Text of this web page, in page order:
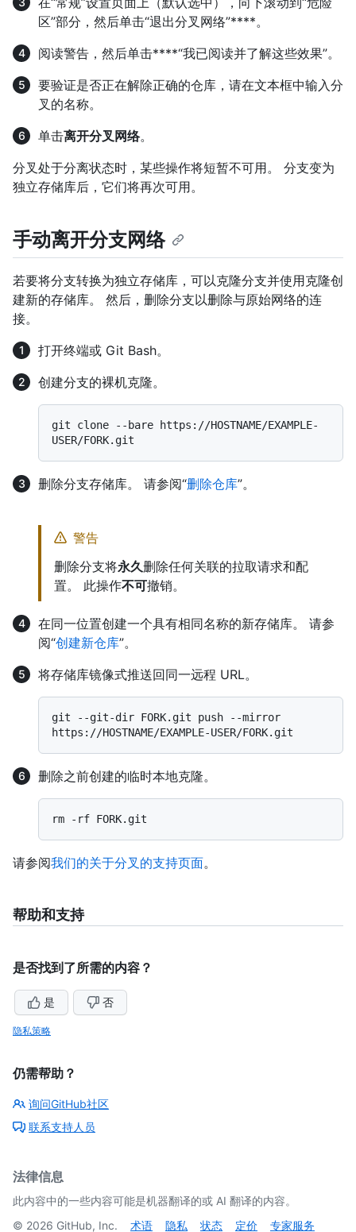
区”部分，然后单击“退出分叉网络”****。
阅读警告，然后单击****“我已阅读并了解这些效果”。
要验证是否正在解除正确的仓库，请在文本框中输入分
叉的名称。
单击离开分叉网络。
分叉处于分离状态时，某些操作将短暂不可用。 分支变为
独立存储库后，它们将再次可用。
手动离开分支网络
若要将分支转换为独立存储库，可以克隆分支并使用克隆创
建新的存储库。 然后，删除分支以删除与原始网络的连
接。
打开终端或 Git Bash。
创建分支的裸机克隆。
git clone --bare https://HOSTNAME/EXAMPLE-
删除分支存储库。 请参阅“删除仓库”。
警告
删除分支将永久删除任何关联的拉取请求和配
置。 此操作不可撤销。
在同一位置创建一个具有相同名称的新存储库。 请参
阅“创建新仓库”。
将存储库镜像式推送回同一远程 URL。
git --git-dir FORK.git push --mirror
删除之前创建的临时本地克隆。
请参阅我们的关于分叉的支持页面。
帮助和支持
是否找到了所需的内容？
是 否
隐私策略
仍需帮助？
询问GitHub社区
联系支持人员
法律信息
此内容中的一些内容可能是机器翻译的或 AI 翻译的内容。
© 2026 GitHub, Inc. 术语 隐私 状态 定价 专家服务